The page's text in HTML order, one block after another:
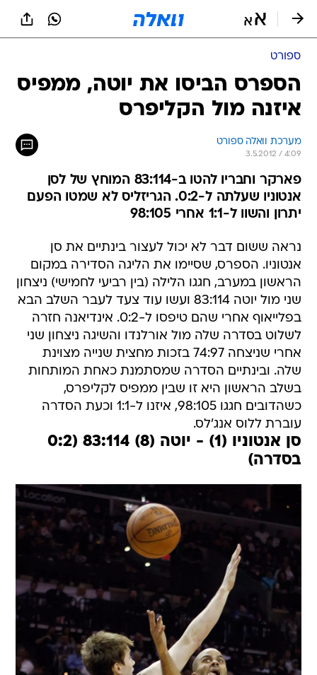
ספורט
הספרס הביסו את יוטה, ממפיס
איזנה מול הקליפרס
מערכת וואלה ספורט
3.5.2012 / 4:09
פארקר וחבריו להטו ב-83:114 המוחץ של לסן
אנטוניו שעלתה ל-0:2. הגריזליס לא שמטו הפעם
יתרון והשוו ל-1:1 אחרי 98:105
נראה ששום דבר לא יכול לעצור בינתיים את סן
אנטוניו. הספרס, שסיימו את הליגה הסדירה במקום
הראשון במערב, חגגו הלילה (בין רביעי לחמישי) ניצחון
שני מול יוטה 83:114 ועשו עוד צעד לעבר השלב הבא
בפלייאוף אחרי שהם טיפסו ל-0:2. אינדיאנה חזרה
לשלוט בסדרה שלה מול אורלנדו והשיגה ניצחון שני
אחרי שניצחה 74:97 בזכות מחצית שנייה מצוינת
שלה. ובינתיים הסדרה שמסתמנת כאחת המותחות
בשלב הראשון היא זו שבין ממפיס לקליפרס,
כשהדובים חגגו 98:105, איזנו ל-1:1 וכעת הסדרה
עוברת ללוס אנג'לס.
סן אנטוניו (1) - יוטה (8) 83:114 (0:2
בסדרה)